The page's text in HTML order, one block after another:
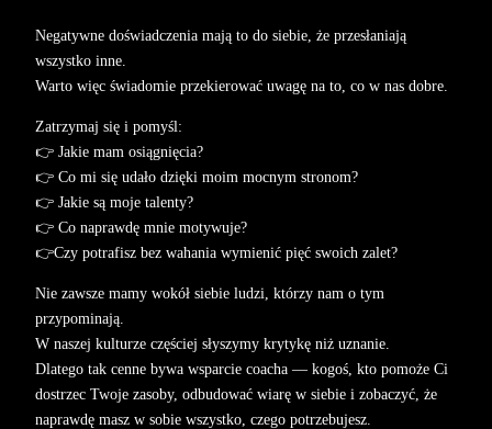
Negatywne doświadczenia mają to do siebie, że przesłaniają
wszystko inne.
Warto więc świadomie przekierować uwagę na to, co w nas dobre.
Zatrzymaj się i pomyśl:
👉 Jakie mam osiągnięcia?
👉 Co mi się udało dzięki moim mocnym stronom?
👉 Jakie są moje talenty?
👉 Co naprawdę mnie motywuje?
👉Czy potrafisz bez wahania wymienić pięć swoich zalet?
Nie zawsze mamy wokół siebie ludzi, którzy nam o tym
przypominają.
W naszej kulturze częściej słyszymy krytykę niż uznanie.
Dlatego tak cenne bywa wsparcie coacha — kogoś, kto pomoże Ci
dostrzec Twoje zasoby, odbudować wiarę w siebie i zobaczyć, że
naprawdę masz w sobie wszystko, czego potrzebujesz.